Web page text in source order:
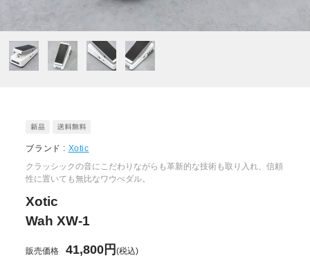
ブランド : Xotic
クラッシックの音にこだわりながらも革新的な技術も取り入れ、信頼
性に置いても無比なワウぺダル。
Xotic
Wah XW-1
販売価格 41,800円(税込)